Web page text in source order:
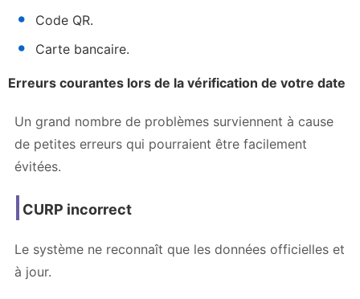
Code QR.
Carte bancaire.
Erreurs courantes lors de la vérification de votre date
Un grand nombre de problèmes surviennent à cause
de petites erreurs qui pourraient être facilement
évitées.
CURP incorrect
Le système ne reconnaît que les données officielles et
à jour.